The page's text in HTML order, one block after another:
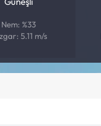
Nem: %33
5.11 m/s